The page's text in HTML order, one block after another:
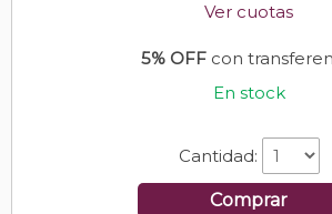
Ver cuotas
5% OFFcon
En stock
Cantidad:
Comprar